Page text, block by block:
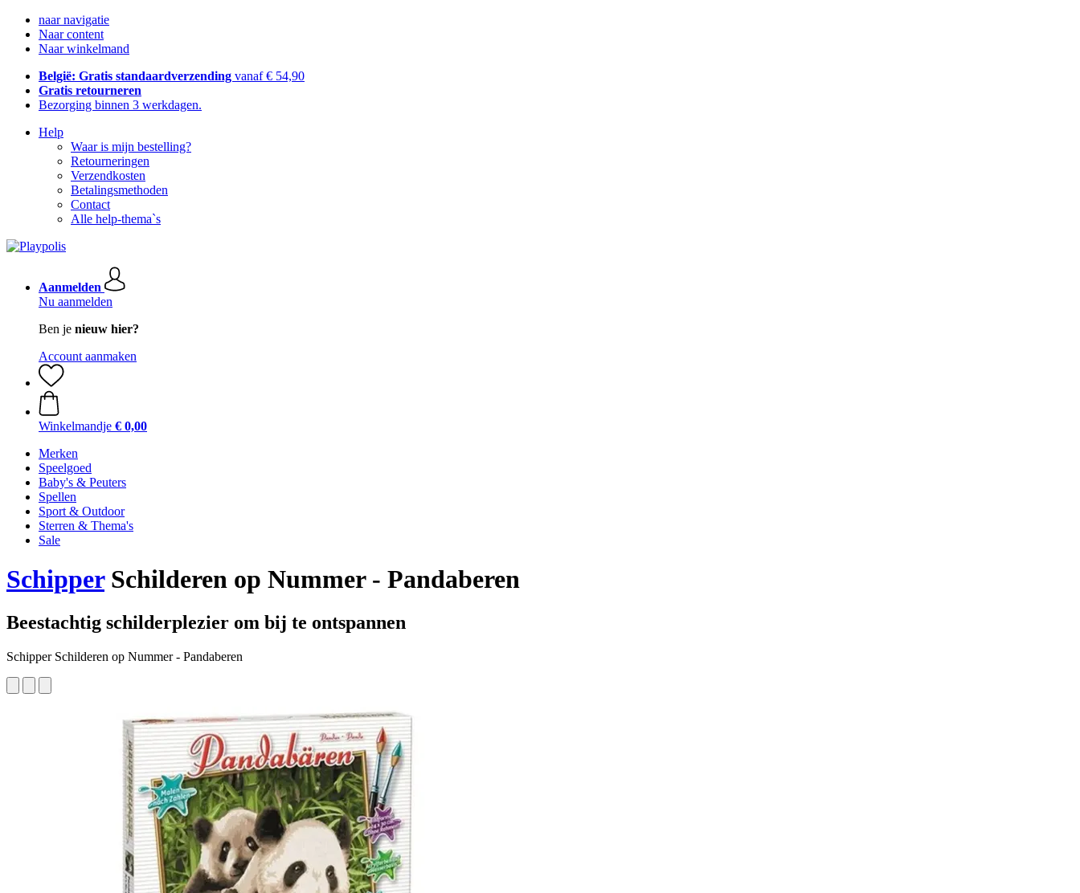
naar navigatie
Naar content
Naar winkelmand
België: Gratis standaardverzending vanaf € 54,90
Gratis retourneren
Bezorging binnen 3 werkdagen.
Help
Waar is mijn bestelling?
Retourneringen
Verzendkosten
Betalingsmethoden
Contact
Alle help-thema`s
Aanmelden
Nu aanmelden
Ben je nieuw hier?
Account aanmaken
Winkelmandje € 0,00
Merken
Speelgoed
Baby's & Peuters
Spellen
Sport & Outdoor
Sterren & Thema's
Sale
SchipperSchilderen op Nummer - Pandaberen
Beestachtig schilderplezier om bij te ontspannen
Schipper Schilderen op Nummer - Pandaberen